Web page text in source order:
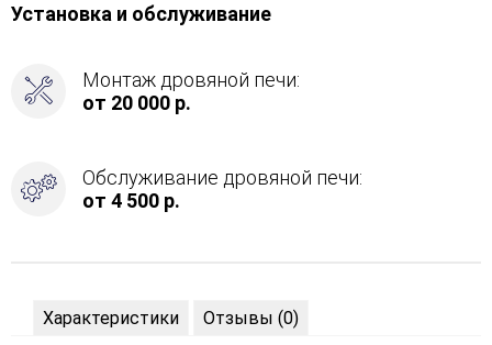
Установка и обслуживание
Монтаж дровяной печи:
от 20 000 р.
Обслуживание дровяной печи:
от 4 500 р.
Характеристики Отзывы (0)